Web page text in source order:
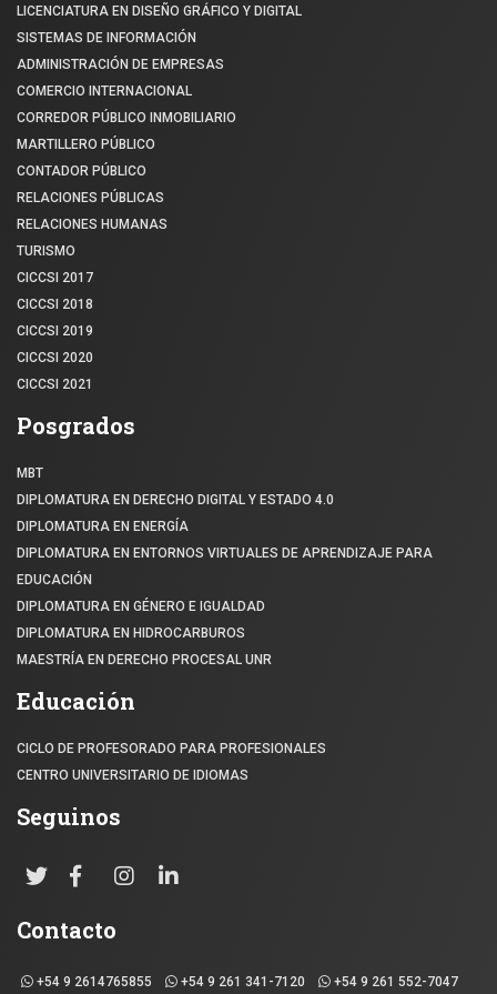
LICENCIATURA EN DISEÑO GRÁFICO Y DIGITAL
SISTEMAS DE INFORMACIÓN
ADMINISTRACIÓN DE EMPRESAS
COMERCIO INTERNACIONAL
CORREDOR PÚBLICO INMOBILIARIO
MARTILLERO PÚBLICO
CONTADOR PÚBLICO
RELACIONES PÚBLICAS
RELACIONES HUMANAS
TURISMO
CICCSI 2017
CICCSI 2018
CICCSI 2019
CICCSI 2020
CICCSI 2021
Posgrados
MBT
DIPLOMATURA EN DERECHO DIGITAL Y ESTADO 4.0
DIPLOMATURA EN ENERGÍA
DIPLOMATURA EN ENTORNOS VIRTUALES DE APRENDIZAJE PARA
EDUCACIÓN
DIPLOMATURA EN GÉNERO E IGUALDAD
DIPLOMATURA EN HIDROCARBUROS
MAESTRÍA EN DERECHO PROCESAL UNR
Educación
CICLO DE PROFESORADO PARA PROFESIONALES
CENTRO UNIVERSITARIO DE IDIOMAS
Seguinos
Contacto
+54 9 2614765855 +54 9 261 341-7120 +54 9 261 552-7047